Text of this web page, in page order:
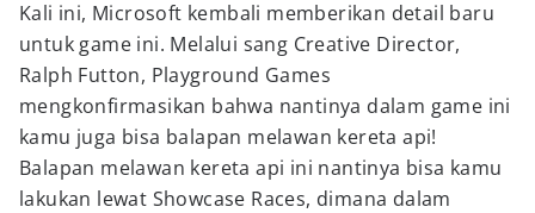
Kali ini, Microsoft kembali memberikan detail baru
untuk game ini. Melalui sang Creative Director,
Ralph Futton, Playground Games
mengkonfirmasikan bahwa nantinya dalam game ini
kamu juga bisa balapan melawan kereta api!
Balapan melawan kereta api ini nantinya bisa kamu
lakukan lewat Showcase Races, dimana dalam